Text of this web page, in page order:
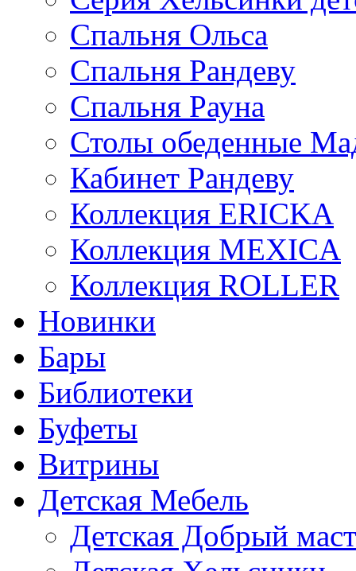
Спальня Ольса
Спальня Рандеву
Спальня Рауна
Столы обеденные
Кабинет Рандеву
Коллекция ERICKA
Коллекция MEXICA
Коллекция ROLLER
Новинки
Бары
Библиотеки
Буфеты
Витрины
Детская Мебель
Детская Добрый